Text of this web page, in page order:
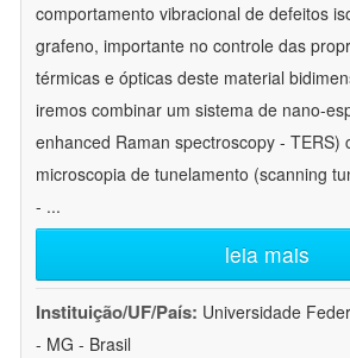
comportamento vibracional de defeitos
grafeno, importante no controle das
térmicas e ópticas deste material
iremos combinar um sistema de nano-
enhanced Raman spectroscopy - TERS)
microscopia de tunelamento (scanning
- ...
leia mais
Instituição/UF/País: Universidade
- MG - Brasil